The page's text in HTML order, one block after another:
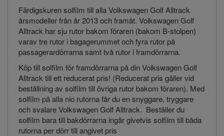
Färdigskuren solfilm till alla Volkswagen Golf Alltrack
årsmodeller från år 2013 och framåt. Volkswagen Golf
Alltrack har sju rutor bakom föraren (bakom B-stolpen)
varav tre rutor i bagagerummet och fyra rutor på
passagerardörrarna samt två rutor i framdörrarna.
Köp till solfilm för framdörrarna på din Volkswagen Golf
Alltrack till ett reducerat pris! (Reducerat pris gäller vid
beställning av solfilm till övriga rutor bakom föraren). Med
solfilm på alla nio rutorna får du en snyggare, tryggare
och svalare Volkswagen Golf Alltrack. Beställer du
solfilm bara till bakdörrarna ingår givetvis solfilm till båda
rutorna per dörr till angivet pris